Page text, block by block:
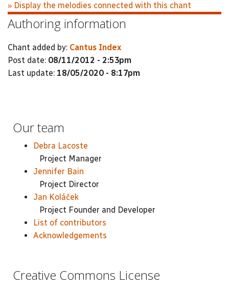
» Display the melodies connected with this chant
Authoring information
Chant added by: Cantus Index
Post date: 08/11/2012 - 2:53pm
Last update: 18/05/2020 - 8:17pm
Our team
Debra Lacoste
Project Manager
Jennifer Bain
Project Director
Jan Koláček
Project Founder and Developer
List of contributors
Acknowledgements
Creative Commons License